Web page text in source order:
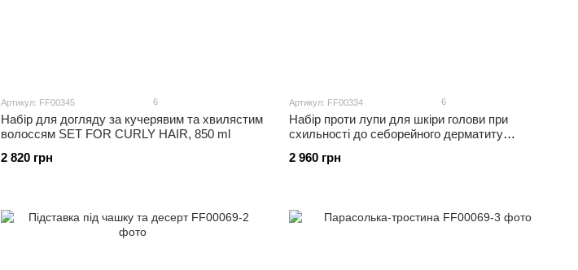
Артикул: FF00345 6
Набір для догляду за кучерявим та хвилястим
волоссям SET FOR CURLY HAIR, 850 ml
2 820 грн
Артикул: FF00334 6
Набір проти лупи для шкіри голови при
схильності до себорейного дерматиту
2 960 грн